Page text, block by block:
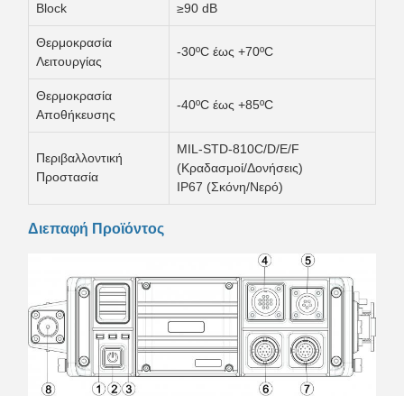
Block ≥90 dB
Θερμοκρασία
Λειτουργίας
-30ºC έως +70ºC
Θερμοκρασία
Αποθήκευσης
-40ºC έως +85ºC
Περιβαλλοντική
Προστασία
MIL-STD-810C/D/E/F
(Κραδασμοί/Δονήσεις)
IP67 (Σκόνη/Νερό)
Διεπαφή Προϊόντος